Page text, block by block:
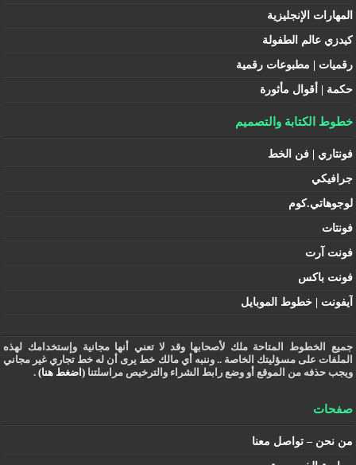
المهارات الإنجليزية
كيدزي عالم الطفولة
رقميات | مطبوعات رقمية
حكمة | أقوال مأثورة
خطوط الكتابة والتصميم
فونتاري | فن الخط
جرافيكي
لوجوهاتي.كوم
فونتات
فونت آرت
فونت باكس
آيفونت | خطوط الموبايل
جميع الخطوط المتاحة ملك لأصحابها وقد لا تعني أنها مجانية وإستخدامك لهذه
الملفات على مسؤليتك الخاصة .. وننبه أي مالك خط يرى أن له خط تجاري غير مجاني
ويجب حذفه من الموقع أو وضع رابط الشراء والترخيص مراسلتنا(اضغط هنا) .
صفحات
من نحن – تواصل معنا